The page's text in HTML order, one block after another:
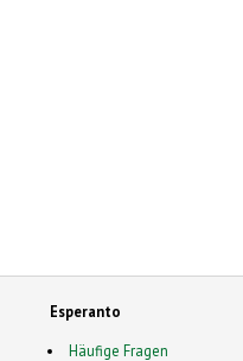
Esperanto
Häufige Fragen